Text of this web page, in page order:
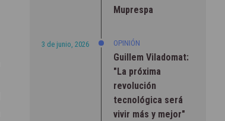
Muprespa
3 de junio, 2026 OPINIÓN
Guillem Viladomat:
"La próxima
revolución
tecnológica será
vivir más y mejor"